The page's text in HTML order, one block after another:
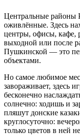
Центральные
оживлённые. Здесь
центры, офисы, кафе,
выходной или после
Пушкинской — это
объектами.
Но самое любимое
завораживает, здесь
бесконечно
солнечно: ходишь и
пляшут донские
круглосуточно:
только цветов в ней